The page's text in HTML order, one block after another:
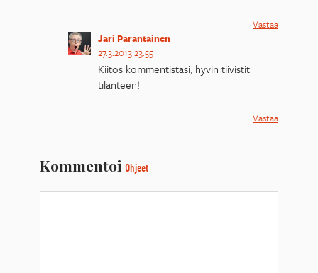
Vastaa
Jari Parantainen
27.3.2013 23.55
Kiitos kommentistasi, hyvin tiivistit
tilanteen!
Vastaa
Kommentoi Ohjeet